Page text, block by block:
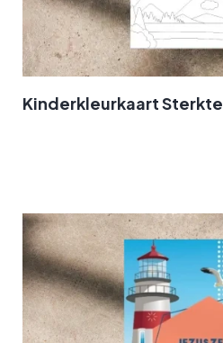
Kinderkleurkaart Sterkte